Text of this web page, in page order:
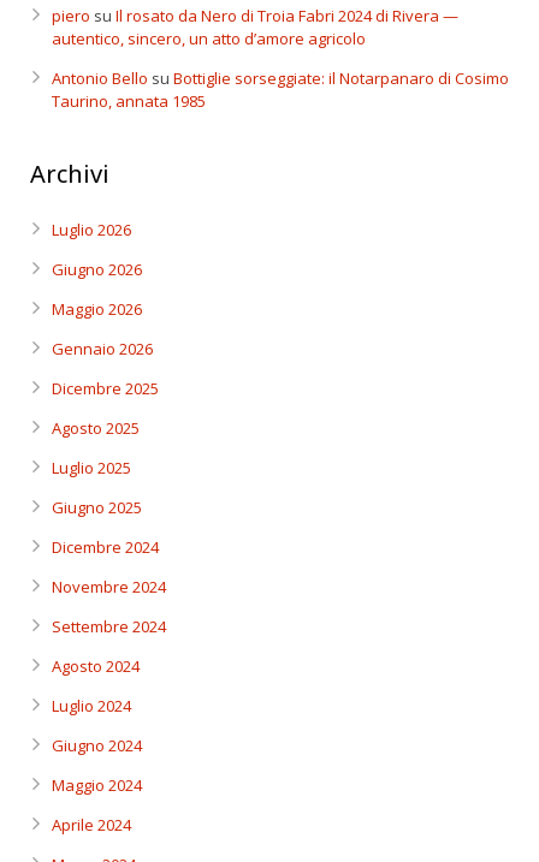
piero su Il rosato da Nero di Troia Fabri 2024 di Rivera —
autentico, sincero, un atto d’amore agricolo
Antonio Bello su Bottiglie sorseggiate: il Notarpanaro di Cosimo
Taurino, annata 1985
Archivi
Luglio 2026
Giugno 2026
Maggio 2026
Gennaio 2026
Dicembre 2025
Agosto 2025
Luglio 2025
Giugno 2025
Dicembre 2024
Novembre 2024
Settembre 2024
Agosto 2024
Luglio 2024
Giugno 2024
Maggio 2024
Aprile 2024